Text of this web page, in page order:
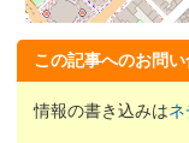
この記事へのお問
情報の書き込みはネ